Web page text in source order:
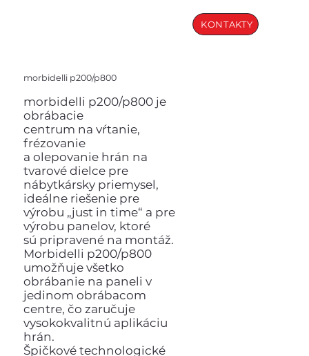
KONTAKTY
morbidelli p200/p800
morbidelli p200/p800 je
obrábacie
centrum na vŕtanie,
frézovanie
a olepovanie hrán na
tvarové dielce pre
nábytkársky priemysel,
ideálne riešenie pre
výrobu „just in time“ a pre
výrobu panelov, ktoré
sú pripravené na montáž.
Morbidelli p200/p800
umožňuje všetko
obrábanie na paneli v
jedinom obrábacom
centre, čo zaručuje
vysokokvalitnú aplikáciu
hrán.
Špičkové technologické